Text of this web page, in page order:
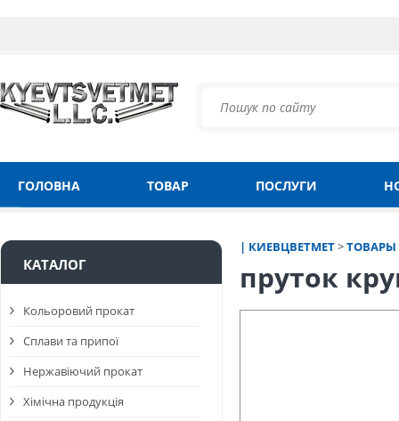
ГОЛОВНА ТОВАР ПОСЛУГИ
| КИЕВЦВЕТМЕТ>ТОВАРЫ
пруток
КАТАЛОГ
Кольоровий прокат
Сплави та припої
Нержавіючий прокат
Хімічна продукція